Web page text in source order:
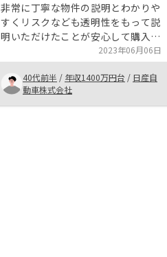
非常に丁寧な物件の説明とわかりや
すくリスクなども透明性をもって説
明いただけたことが安心して購入す
ることに繋がったと感じておりま
す。また非常に魅力的な物件を取り
扱っており、それぞれの特徴などを
分かりやすく教えていただけてこと
も好印象です。
2023年06月06日
40代前半 / 年収1400万円台 / 日産自
動車株式会社